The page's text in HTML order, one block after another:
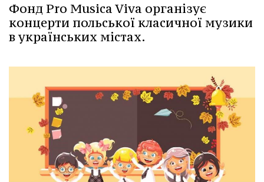
Фонд Pro Musica Viva організує
концерти польської класичної музики
в українських містах.